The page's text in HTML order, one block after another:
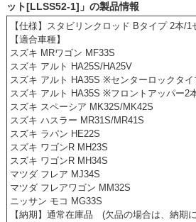
ット[LLSS52-1]」の製品情報
【仕様】スタビリンクロッド Bタイプ 2本/1
【適合車種】
スズキ MRワゴン MF33S
スズキ アルト HA25S/HA25V
スズキ アルト HA35S ※センターロックタイ
スズキ アルト HA35S ※フロントアッパー2
スズキ スペーシア MK32S/MK42S
スズキ ハスラー MR31S/MR41S
スズキ ラパン HE22S
スズキ ワゴンR MH23S
スズキ ワゴンR MH34S
マツダ フレア MJ34S
マツダ フレアワゴン MM32S
ニッサン モコ MG33S
【納期】通常在庫品 (欠品の場合は、納期